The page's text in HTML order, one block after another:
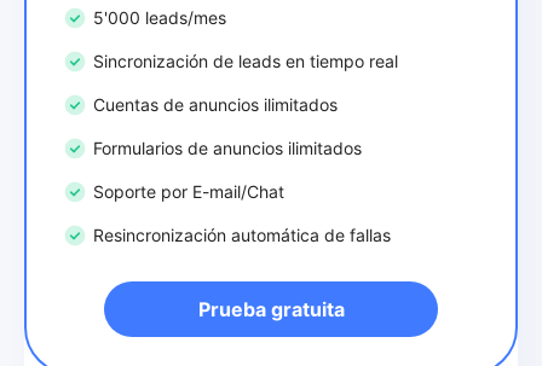
5'000 leads/mes
Sincronización de leads en tiempo real
Cuentas de anuncios ilimitados
Formularios de anuncios ilimitados
Soporte por E-mail/Chat
Resincronización automática de fallas
Prueba gratuita